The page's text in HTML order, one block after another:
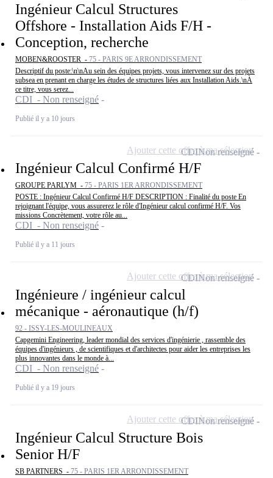
Ingénieur Calcul Structures
Offshore - Installation Aids F/H -
Conception, recherche
MOBEN&ROOSTER - 75 - PARIS 9E ARRONDISSEMENT
Descriptif du poste:\n\nAu sein des équipes projets, vous intervenez sur des projets
subsea en prenant en charge les études de structures liées aux Installation Aids.\nÀ
ce titre, vous serez...
CDI - Non renseigné
Publié il y a 10 jours
Ingénieur Calcul Confirmé H/F
GROUPE PARLYM - 75 - PARIS 1ER ARRONDISSEMENT
POSTE : Ingénieur Calcul Confirmé H/F DESCRIPTION : Finalité du poste En
rejoignant l'équipe, vous assurerez le rôle d'Ingénieur calcul confirmé H/F. Vos
missions Concrètement, votre rôle au...
CDI - Non renseigné
Publié il y a 11 jours
CDINon renseigné
Ajouter cette offre à ma sélection
Ingénieure / ingénieur calcul
mécanique - aéronautique (h/f)
92 - ISSY-LES-MOULINEAUX
Capgemini Engineering, leader mondial des services d'ingénierie , rassemble des
équipes d'ingénieurs , de scientifiques et d'architectes pour aider les entreprises les
plus innovantes dans le monde à...
CDI - Non renseigné
Publié il y a 19 jours
CDINon renseigné
Ajouter cette offre à ma sélection
Ingénieur Calcul Structure Bois
Senior H/F
SB PARTNERS - 75 - PARIS 1ER ARRONDISSEMENT
CDINon renseigné
Ajouter cette offre à ma sélection